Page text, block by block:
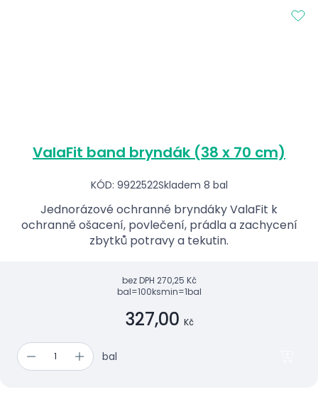
ValaFit band bryndák (38 x 70 cm)
KÓD: 9922522Skladem 8 bal
Jednorázové ochranné bryndáky ValaFit k
ochranně ošacení, povlečení, prádla a zachycení
zbytků potravy a tekutin.
bez DPH 270,25 Kč
bal=100ksmin=1bal
327,00 Kč
bal